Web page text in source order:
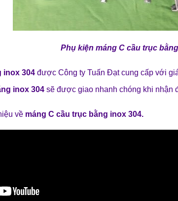
Phụ kiện máng C cầu trục
inox 304 được Công ty Tuấn Đạt cung cấp với
inox 304 sẽ được giao nhanh chóng khi nhận
về máng C cầu trục bằng inox 304.